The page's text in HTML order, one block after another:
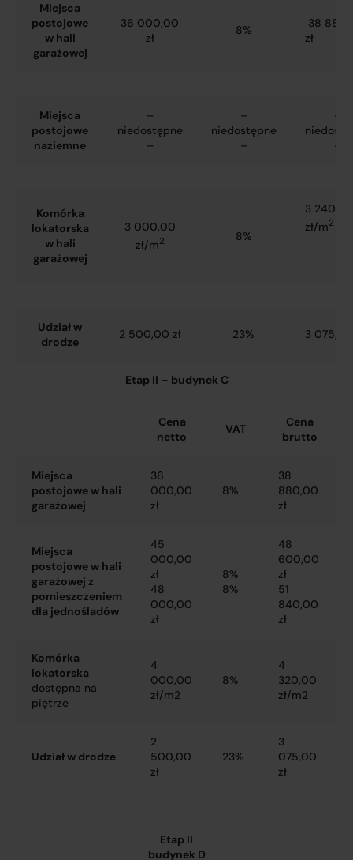
Miejsca
postojowe
w hali
garażowej
36 000,00
zł
8%
38
zł
Miejsca
postojowe
naziemne
–
niedostępne
–
–
niedostępne
–
–
–
Komórka
lokatorska
w hali
garażowej
3 000,00
zł/m2 8%
3 240,00
zł/m2
Udział w
drodze
2 500,00 zł 23% 3 075,00
Etap II – budynek C
Cena
netto
VAT
Cena
brutto
Miejsca
postojowe w hali
garażowej
36
000,00
zł
8%
38
880,00
zł
Miejsca
postojowe w hali
garażowej z
pomieszczeniem
dla jednośladów
45
000,00
zł
48
000,00
zł
8%
8%
48
600,00
zł
51
840,00
zł
Komórka
lokatorska
dostępna na
piętrze
4
000,00
zł/m2
8%
4
320,00
zł/m2
Udział w drodze
2
500,00
zł
23%
3
075,00
zł
Etap II
budynek D